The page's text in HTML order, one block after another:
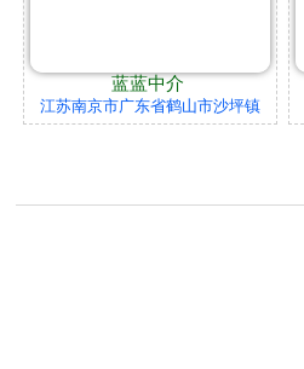
蓝蓝中介
江苏南京市广东省鹤山市沙坪镇